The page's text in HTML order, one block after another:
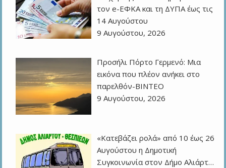
τον e-ΕΦΚΑ και τη ΔΥΠΑ έως τις
14 Αυγούστου
9 Αυγούστου, 2026
Προσήλι Πόρτο Γερμενό: Μια
εικόνα που πλέον ανήκει στο
παρελθόν-ΒΙΝΤΕΟ
9 Αυγούστου, 2026
«Κατεβάζει ρολά» από 10 έως 26
Αυγούστου η Δημοτική
Συγκοινωνία στον Δήμο Αλιάρτ…